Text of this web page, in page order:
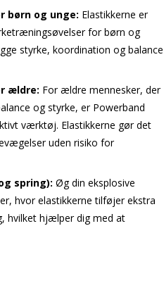
børn og unge: Elastikkerne er
for børn og
styrke, koordination og balance
ældre: For ældre mennesker, der
og styrke, er Powerband
værktøj. Elastikkerne gør det
uden risiko for
spring): Øg din eksplosive
hvor elastikkerne tilføjer ekstra
hvilket hjælper dig med at